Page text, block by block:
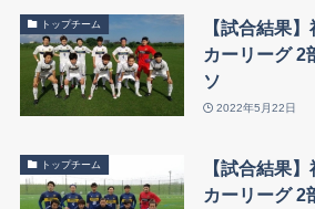
トップチーム
【試合結果
カーリーグ 2
ソ
2022年5月22日
トップチーム
【試合結果
カーリーグ 2